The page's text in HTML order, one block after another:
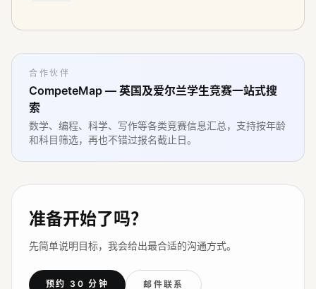
合作伙伴
CompeteMap — 英国及爱尔兰学生竞赛一站式搜
索
数学、编程、科学、写作等各类竞赛信息汇总，支持按年龄
和科目筛选，再也不错过报名截止日。
准备开始了吗？
先简单说明目标，我会给出最合适的沟通方式。
预约 30 分钟 邮件联系